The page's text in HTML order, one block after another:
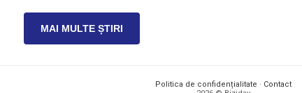
MAI MULTE ȘTIRI
Politica de confidențialitate · Contact